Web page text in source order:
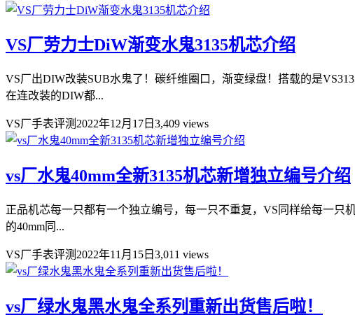
VS厂劳力士DiW渐变水鬼3135机芯介绍
VS厂出DIW改装SUB水鬼了！碳纤维圈口，渐变绿盘！搭载的是
在连改装的DIW都...
VS厂手表评测 2022年12月17日 3,409 views
vs厂水鬼40mm全新3135机芯新增独立编号介绍
正品机芯每一只都有一个独立编号，每一只不重复，VS同样给每一
的40mm同...
VS厂手表评测 2022年11月15日 3,011 views
vs厂绿水鬼黑水鬼全系列重新出货售后啦！